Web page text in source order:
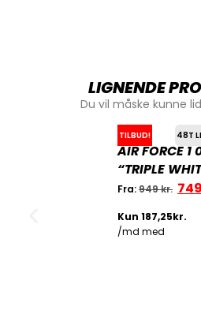
LIGNENDE
Du vil måske kunne
TILBUD! 48T
AIR FORCE 1
“TRIPLE
Fra:949kr. 749